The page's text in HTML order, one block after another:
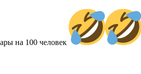
на 100 человек